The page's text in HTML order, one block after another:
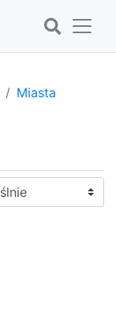
Miasta